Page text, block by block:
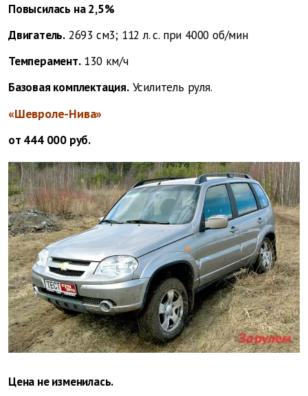
Повысилась на 2,5%
Двигатель. 2693 см3; 112 л. с. при 4000 об/мин
Темперамент.130 км/ч
Базовая комплектация.Усилитель руля.
«Шевроле-Нива»
от 444 000 руб.
Цена не изменилась.